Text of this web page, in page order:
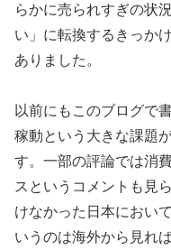
らかに売られすぎの状
い」に転換するきっか
ありました。
以前にもこのブログで
稼動という大きな課題
す。一部の評論では消
スというコメントも見
けなかった日本におい
いうのは海外から見れ